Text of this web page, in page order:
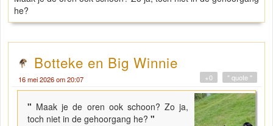
he?
Botteke en Big Winnie
16 mei 2026 om 20:07 " quote "
+0
" Maak je de oren ook schoon? Zo ja,
toch niet in de gehoorgang he? "